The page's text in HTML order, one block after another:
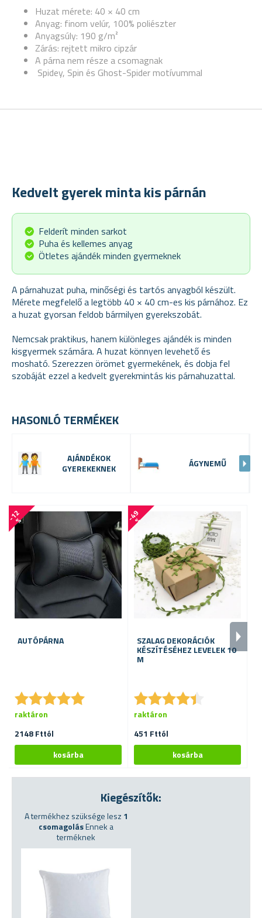
Huzat mérete: 40 × 40 cm
Anyag: finom velúr, 100% poliészter
Anyagsúly: 190 g/m²
Zárás: rejtett mikro cipzár
A párna nem része a csomagnak
Spidey, Spin és Ghost-Spider motívummal
Kedvelt gyerek minta kis párnán
Felderít minden sarkot
Puha és kellemes anyag
Ötletes ajándék minden gyermeknek
A párnahuzat puha, minőségi és tartós anyagból készült.
Mérete megfelelő a legtöbb 40 × 40 cm-es kis párnához. Ez
a huzat gyorsan feldob bármilyen gyerekszobát.
Nemcsak praktikus, hanem különleges ajándék is minden
kisgyermek számára. A huzat könnyen levehető és
mosható. Szerezzen örömet gyermekének, és dobja fel
szobáját ezzel a kedvelt gyerekmintás kis párnahuzattal.
HASONLÓ TERMÉKEK
AJÁNDÉKOK
GYEREKEKNEK
ÁGYNEMŰ
-
1
2
%
AUTÓPÁRNA
★★★★★
★★★★★
2148 Fttól
raktáron
-
4
9
%
SZALAG DEKORÁCIÓK
KÉSZÍTÉSÉHEZ LEVELEK 10
M
★★★★★
★★★★★
451 Fttól
raktáron
Kiegészítők:
A termékhez szüksége lesz 1
csomagolásEnnek a
terméknek